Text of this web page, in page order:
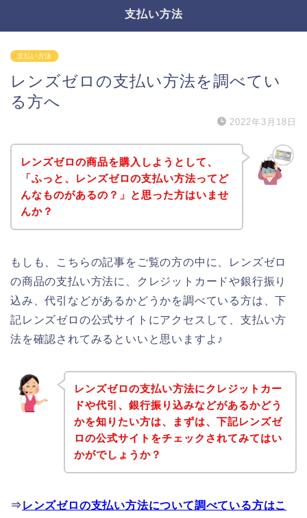
支払い方法
支払い方法
レンズゼロの支払い方法を調べてい
る方へ
2022年3月18日
レンズゼロの商品を購入しようとして、
「ふっと、レンズゼロの支払い方法ってど
んなものがあるの？」と思った方はいませ
んか？
もしも、こちらの記事をご覧の方の中に、レンズゼロ
の商品の支払い方法に、クレジットカードや銀行振り
込み、代引などがあるかどうかを調べている方は、下
記レンズゼロの公式サイトにアクセスして、支払い方
法を確認されてみるといいと思いますよ♪
レンズゼロの支払い方法にクレジットカー
ドや代引、銀行振り込みなどがあるかどう
かを知りたい方は、まずは、下記レンズゼ
ロの公式サイトをチェックされてみてはい
かがでしょうか？
⇒ レンズゼロの支払い方法について調べている方はこ